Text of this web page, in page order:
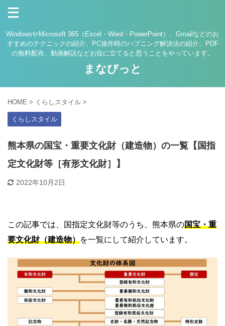
WindowsやMicrosoft 365（Excel・Word・PowerPoint）、Gmailなどのお
すすめのテクニックの紹介、PC操作時のハプニング解決法の紹介、PDF
の無料配布、動画解説などお役に立てると思うことをやっています。
まなびっと
HOME > くらしスタイル >
くらしスタイル
熊本県の国宝・重要文化財（建造物）の一覧【国指
定文化財等［有形文化財］】
2022年10月2日
この記事では、国指定文化財等のうち、熊本県の国宝・重
要文化財（建造物）を一覧にして紹介しています。